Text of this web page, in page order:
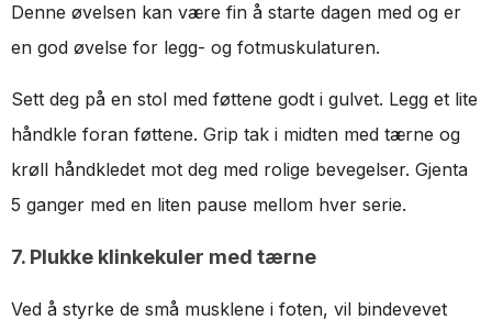
Denne øvelsen kan være fin å starte dagen med og er
en god øvelse for legg- og fotmuskulaturen.
Sett deg på en stol med føttene godt i gulvet. Legg et lite
håndkle foran føttene. Grip tak i midten med tærne og
krøll håndkledet mot deg med rolige bevegelser. Gjenta
5 ganger med en liten pause mellom hver serie.
7. Plukke klinkekuler med tærne
Ved å styrke de små musklene i foten, vil bindevevet